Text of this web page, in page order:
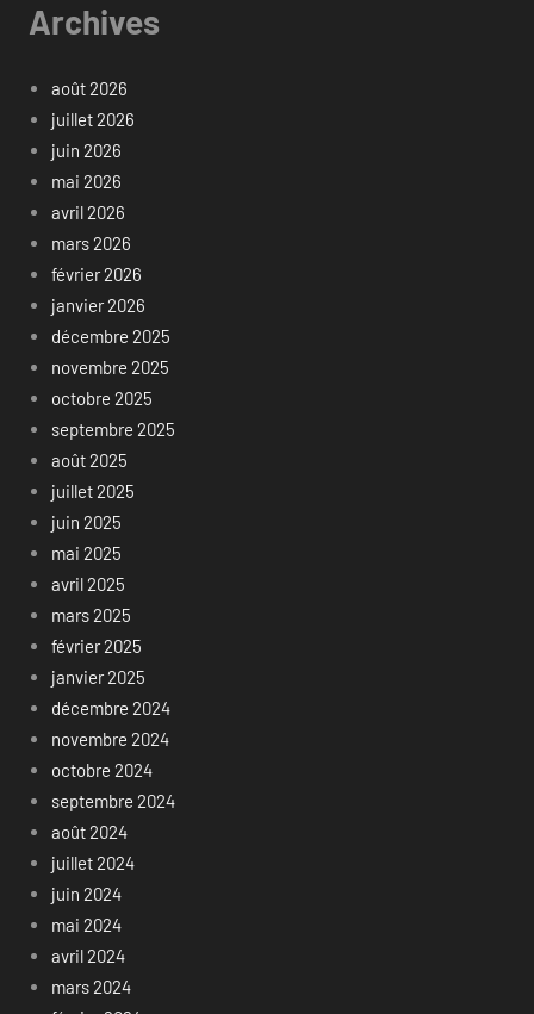
Archives
août 2026
juillet 2026
juin 2026
mai 2026
avril 2026
mars 2026
février 2026
janvier 2026
décembre 2025
novembre 2025
octobre 2025
septembre 2025
août 2025
juillet 2025
juin 2025
mai 2025
avril 2025
mars 2025
février 2025
janvier 2025
décembre 2024
novembre 2024
octobre 2024
septembre 2024
août 2024
juillet 2024
juin 2024
mai 2024
avril 2024
mars 2024